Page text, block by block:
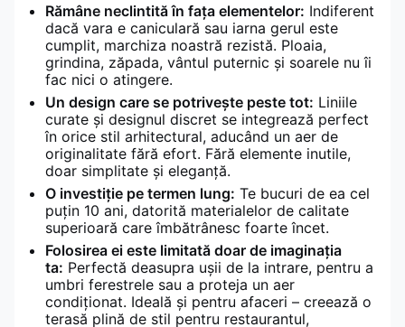
Rămâne neclintită în fața elementelor: Indiferent
dacă vara e caniculară sau iarna gerul este
cumplit, marchiza noastră rezistă. Ploaia,
grindina, zăpada, vântul puternic și soarele nu îi
fac nici o atingere.
Un design care se potrivește peste tot: Liniile
curate și designul discret se integrează perfect
în orice stil arhitectural, aducând un aer de
originalitate fără efort. Fără elemente inutile,
doar simplitate și eleganță.
O investiție pe termen lung: Te bucuri de ea cel
puțin 10 ani, datorită materialelor de calitate
superioară care îmbătrânesc foarte încet.
Folosirea ei este limitată doar de imaginația
ta: Perfectă deasupra ușii de la intrare, pentru a
umbri ferestrele sau a proteja un aer
condiționat. Ideală și pentru afaceri – creează o
terasă plină de stil pentru restaurantul,